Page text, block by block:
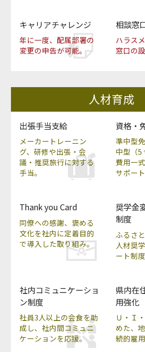
キャリアチャレンジ
年に一度、配属部署の
変更の申告が可能。
相談窓
ハラス
窓口の設
人材育成
出張手当支給
メーカートレーニン
グ、研修や出張・会
議・推奨旅行に対する
手当。
資格・
準中型
中型（5
費用一
サポート
Thank you Card
同僚への感謝、褒める
文化を社内に定着目的
で導入した取り組み。
奨学金
制度
ふるさ
人材奨
ート制
社内コミュニケーショ
ン制度
社員3人以上の会食を助
成し、社内間コミュニ
ケーションを応援。
県内在
用強化
Ｕ・Ｉ
めた、
続的雇